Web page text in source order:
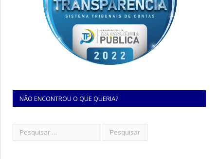
NÃO ENCONTROU O QUE QUERIA?